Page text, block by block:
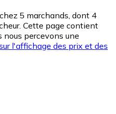
5 marchands, dont 4
Cette page contient
nous percevons une
l'affichage des prix et des